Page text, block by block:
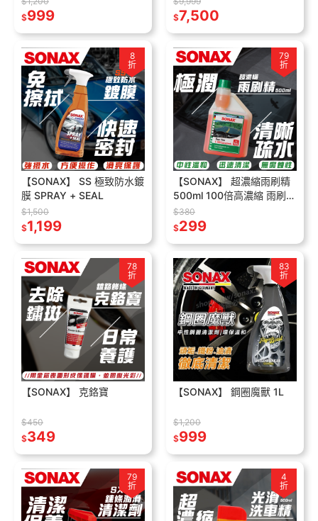
精 鍍膜車可用
$999
$7,500
8
折
【SONAX】 SS 極致防水鍍
膜 SPRAY + SEAL
$1,500
$1,199
79
折
【SONAX】 超濃縮雨刷精
500ml 100倍高濃縮 雨刷水
雨刷液 玻璃水
$380
$299
78
折
【SONAX】 克鉻寶
$450
$349
83
折
【SONAX】 鋼圈魔獸 1L
$1,200
$999
79
折
4
折